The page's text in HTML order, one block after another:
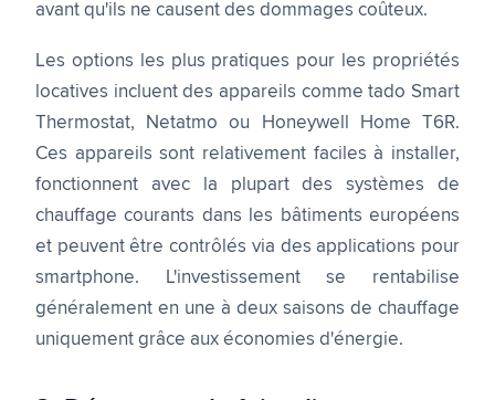
avant qu'ils ne causent des dommages coûteux.
Les options les plus pratiques pour les propriétés
locatives incluent des appareils comme tado Smart
Thermostat, Netatmo ou Honeywell Home T6R.
Ces appareils sont relativement faciles à installer,
fonctionnent avec la plupart des systèmes de
chauffage courants dans les bâtiments européens
et peuvent être contrôlés via des applications pour
smartphone. L'investissement se rentabilise
généralement en une à deux saisons de chauffage
uniquement grâce aux économies d'énergie.